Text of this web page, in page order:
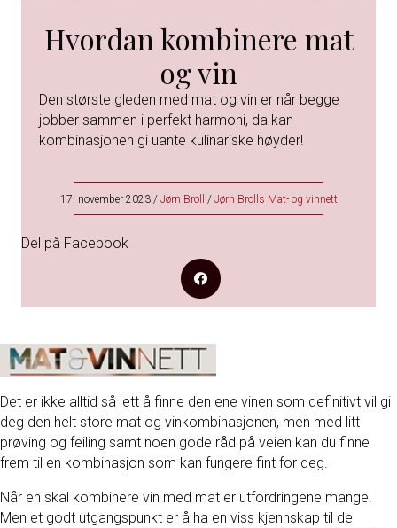
Hvordan kombinere mat
og vin
Den største gleden med mat og vin er når begge
jobber sammen i perfekt harmoni, da kan
kombinasjonen gi uante kulinariske høyder!
17. november 2023 / Jørn Broll / Jørn Brolls Mat- og vinnett
Del på Facebook
Det er ikke alltid så lett å finne den ene vinen som definitivt vil gi
deg den helt store mat og vinkombinasjonen, men med litt
prøving og feiling samt noen gode råd på veien kan du finne
frem til en kombinasjon som kan fungere fint for deg.
Når en skal kombinere vin med mat er utfordringene mange.
Men et godt utgangspunkt er å ha en viss kjennskap til de